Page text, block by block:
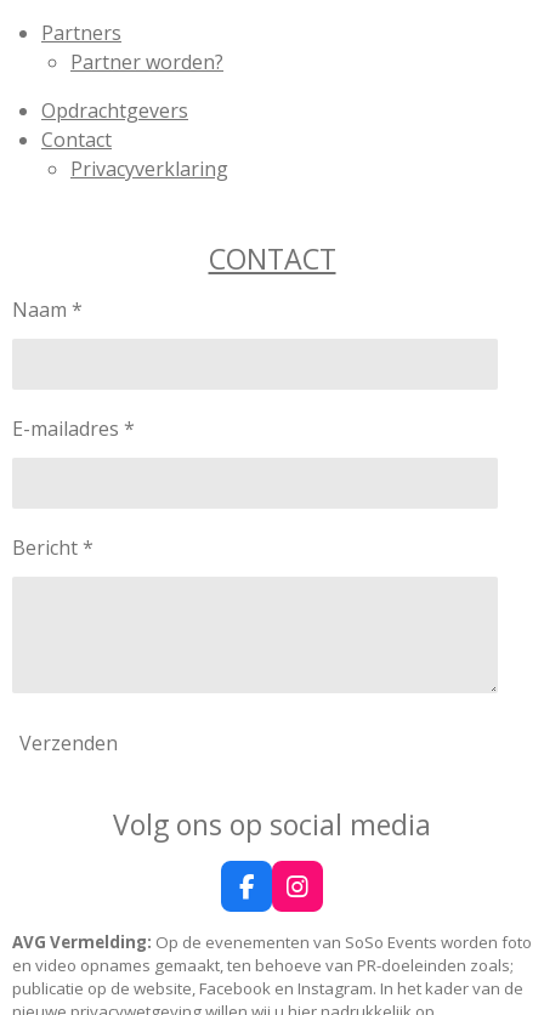
Partners
Partner worden?
Opdrachtgevers
Contact
Privacyverklaring
CONTACT
Naam *
E-mailadres *
Bericht *
Verzenden
Volg ons op social media
F
a
c
e
b
I
n
s
t
a
AVG Vermelding: Op de evenementen van SoSo Events worden foto
en video opnames gemaakt, ten behoeve van PR-doeleinden zoals;
publicatie op de website, Facebook en Instagram. In het kader van de